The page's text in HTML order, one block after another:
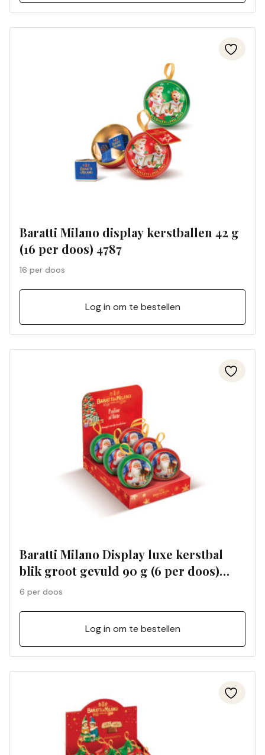
Baratti Milano display kerstballen 42 g
(16 per doos) 4787
16 per doos
Log in om te bestellen
Baratti Milano Display luxe kerstbal
blik groot gevuld 90 g (6 per doos)
4791
6 per doos
Log in om te bestellen